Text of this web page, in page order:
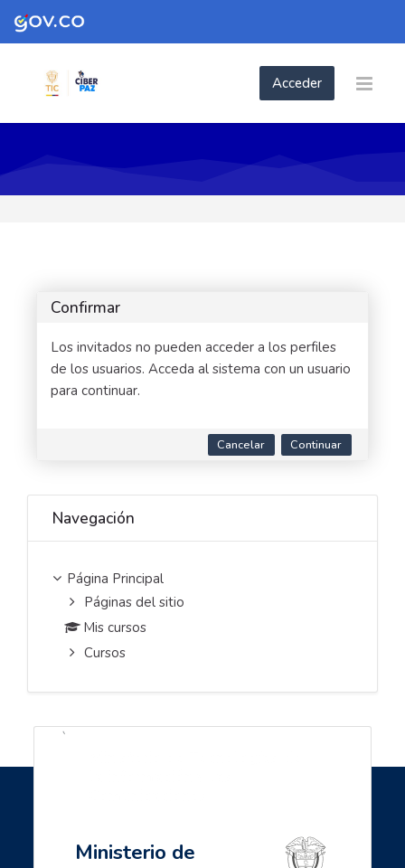
Skip to navigation
Skip to login form
Skip to footer
Saltar al contenido principal
Acceder
Confirmar
Los invitados no pueden acceder a los perfiles
de los usuarios. Acceda al sistema con un usuario
para continuar.
Cancelar Continuar
Navegación
Página Principal
Páginas del sitio
Mis cursos
Cursos
`
Ministerio de